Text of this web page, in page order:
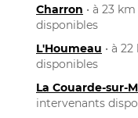
Charron • à 23
disponibles
L'Houmeau • à
disponibles
La Couarde-sur-
intervenants